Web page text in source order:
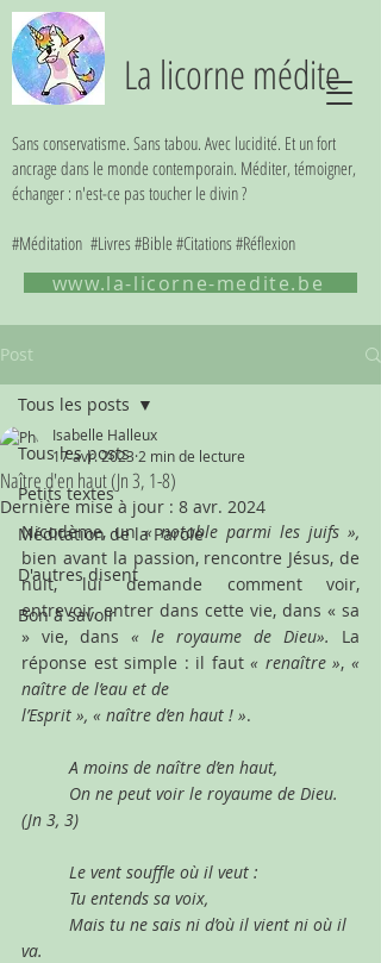
La licorne médite
Sans conservatisme. Sans tabou. Avec lucidité. Et un fort
ancrage dans le monde contemporain. Méditer, témoigner,
échanger : n'est-ce pas toucher le divin ?
#Méditation #Livres #Bible #Citations #Réflexion
www.la-licorne-medite.be
Post
Tous les posts
Petits textes
Méditation de la Parole
D'autres disent
Bon à savoir
Tous les posts
Naître d'en haut (Jn 3, 1-8)
Isabelle Halleux
17 avr. 2023 2 min de lecture
Dernière mise à jour : 8 avr. 2024
Nicodème, un « notable parmi les juifs »,
bien avant la passion, rencontre Jésus, de
nuit, lui demande comment voir,
entrevoir, entrer dans cette vie, dans « sa
» vie, dans « le royaume de Dieu».
La
réponse est simple : il faut « renaître », «
naître de l’eau et de
l’Esprit », « naître d’en haut ! ».
A moins de naître d’en haut,
On ne peut voir le royaume de Dieu.
(Jn 3, 3)
Le vent souffle où il veut :
Tu entends sa voix,
Mais tu ne sais ni d’où il vient ni où il
va.